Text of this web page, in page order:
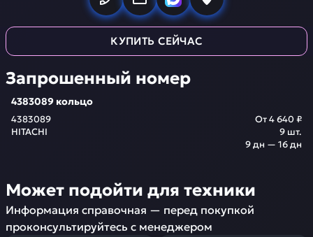
КУПИТЬ СЕЙЧАС
Запрошенный номер
4383089
HITACHI
4383089 кольцо
9 шт.
От4 640 ₽
9 дн — 16 дн
Может подойти для техники
Информация справочная — перед покупкой
проконсультируйтесь с менеджером